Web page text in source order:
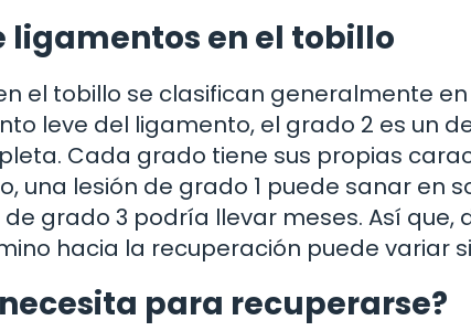
ligamentos en el tobillo
el tobillo se clasifican generalmente
leve del ligamento, el grado 2 es un
Cada grado tiene sus propias
una lesión de grado 1 puede sanar en
grado 3 podría llevar meses. Así que,
hacia la recuperación puede variar
para recuperarse?